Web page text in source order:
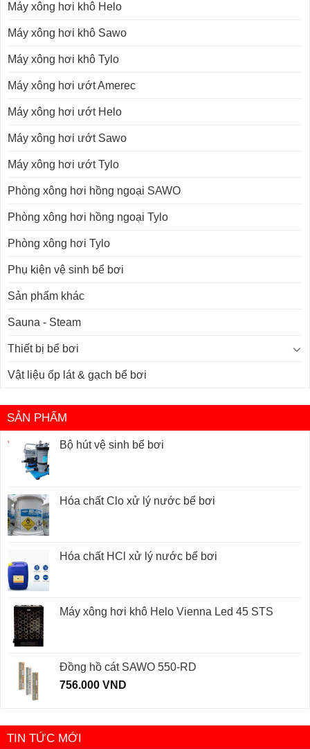
Máy xông hơi khô Helo
Máy xông hơi khô Sawo
Máy xông hơi khô Tylo
Máy xông hơi ướt Amerec
Máy xông hơi ướt Helo
Máy xông hơi ướt Sawo
Máy xông hơi ướt Tylo
Phòng xông hơi hồng ngoại SAWO
Phòng xông hơi hồng ngoại Tylo
Phòng xông hơi Tylo
Phụ kiện vệ sinh bể bơi
Sản phẩm khác
Sauna - Steam
Thiết bị bể bơi
Vật liệu ốp lát & gạch bể bơi
SẢN PHẨM
Bộ hút vệ sinh bể bơi
Hóa chất Clo xử lý nước bể bơi
Hóa chất HCl xử lý nước bể bơi
Máy xông hơi khô Helo Vienna Led 45 STS
Đồng hồ cát SAWO 550-RD
756.000 VND
TIN TỨC MỚI